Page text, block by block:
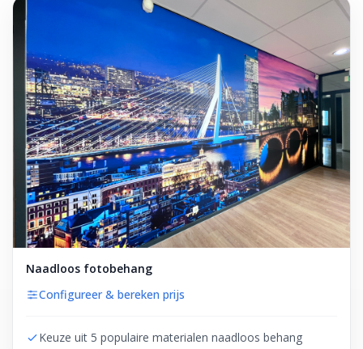
Naadloos fotobehang
Configureer & bereken prijs
Keuze uit 5 populaire materialen naadloos behang